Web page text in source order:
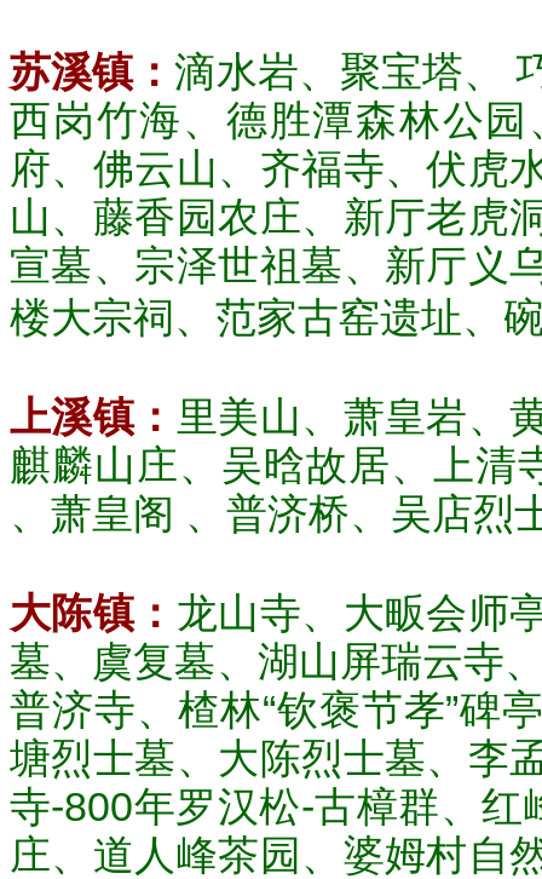
苏溪镇：滴水岩、聚宝塔、
西岗竹海、德胜潭森林公
府、佛云山、齐福寺、伏虎
山、藤香园农庄、新厅老虎
宣墓、宗泽世祖墓、新厅义
楼大宗祠、范家古窑遗址、
上溪镇： 里美山、萧皇岩、
麒麟山庄、吴晗故居、上清
、萧皇阁 、普济桥、吴店烈
大陈镇： 龙山寺、大畈会师
墓、虞复墓、湖山屏瑞云寺
普济寺、楂林“钦褒节孝”碑
塘烈士墓、大陈烈士墓、李
寺-800年罗汉松-古樟群、
庄、道人峰茶园、婆姆村自